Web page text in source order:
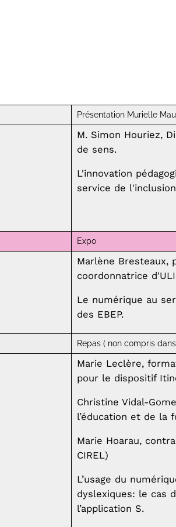
Présentation Murielle
M. Simon Houriez,
de sens.
L'innovation
service de
Expo
Marlène Bresteaux,
coordonnatrice
Le numérique au
des EBEP.
Repas ( non compris
Marie Leclère,
pour le dispositif
Christine Vidal-
l’éducation et de la
Marie Hoarau,
CIREL)
L’usage du
dyslexiques: le cas
l’application S.